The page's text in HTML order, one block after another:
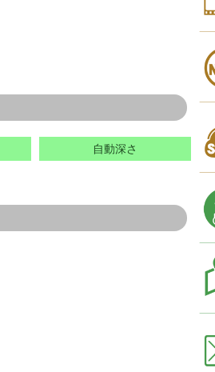
自動深さ